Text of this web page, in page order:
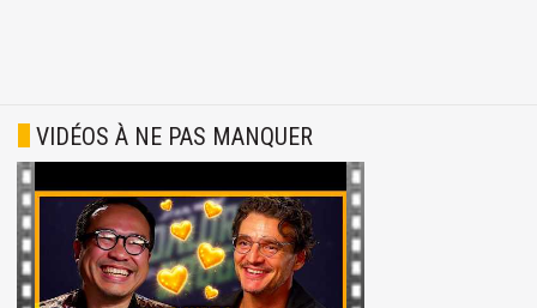
VIDÉOS À NE PAS MANQUER